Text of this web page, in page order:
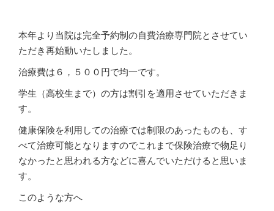
本年より当院は完全予約制の自費治療専門院とさせてい
ただき再始動いたしました。
治療費は６，５００円で均一です。
学生（高校生まで）の方は割引を適用させていただきま
す。
健康保険を利用しての治療では制限のあったものも、す
べて治療可能となりますのでこれまで保険治療で物足り
なかったと思われる方などに喜んでいただけると思いま
す。
このような方へ